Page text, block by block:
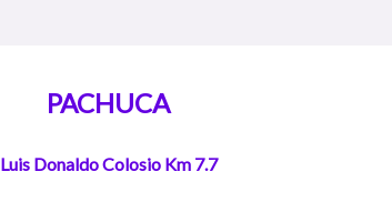
PACHUCA
Luis Donaldo Colosio Km 7.7